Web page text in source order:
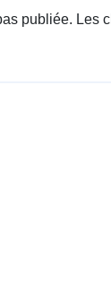
publiée. Les